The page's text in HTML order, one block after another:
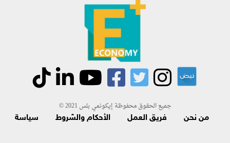
جميع الحقوق محفوظة إيكونمي بلس 2021 ©
من نحن فريق العمل الأحكام والشروط
سياسة